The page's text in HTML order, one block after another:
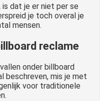
is dat je er niet per se
je toch overal je
mensen.
reclame
onder billboard
beschreven, mis je met
voor traditionele